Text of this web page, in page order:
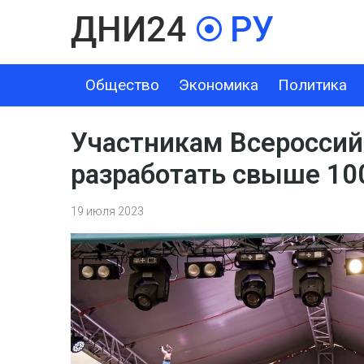
Общество Экономика Политика
ЭКОНОМИКА ПОЛИТИКА ШОУ-БИЗНЕС
Участникам
разработать свыше
19 июля 2023